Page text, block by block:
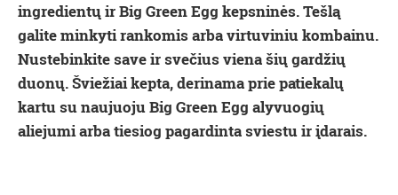
ingredientų ir Big Green Egg kepsninės. Tešlą
galite minkyti rankomis arba virtuviniu kombainu.
Nustebinkite save ir svečius viena šių gardžių
duonų. Šviežiai kepta, derinama prie patiekalų
kartu su naujuoju Big Green Egg alyvuogių
aliejumi arba tiesiog pagardinta sviestu ir įdarais.